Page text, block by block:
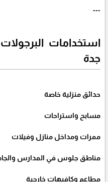
---
استخدامات
جدة
حدائق منزلية خاصة
مسابح واستراحات
ممرات ومداخل منازل وفيلات
مناطق جلوس في المدارس
مطاعم وكافيهات خارجية